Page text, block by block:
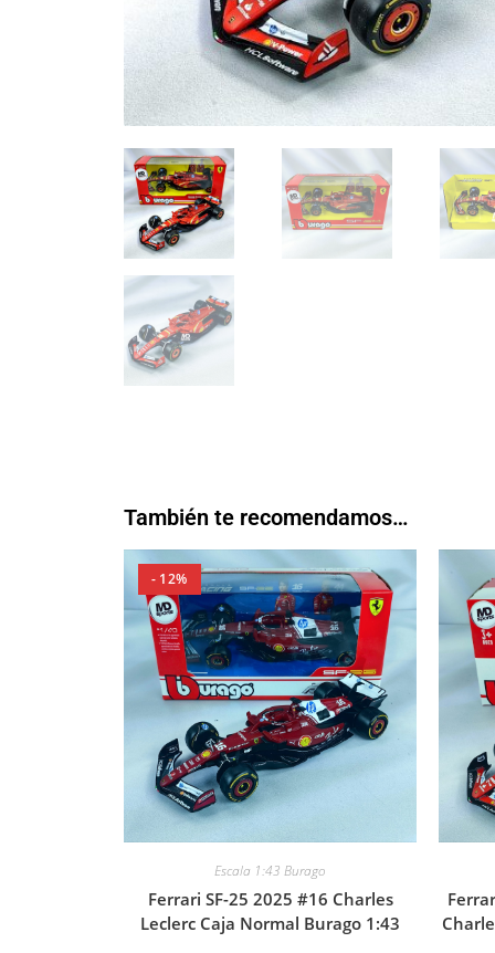
También te recomendamos…
- 12%
Escala 1:43 Burago
Ferrari SF-25 2025 #16 Charles
Leclerc Caja Normal Burago 1:43